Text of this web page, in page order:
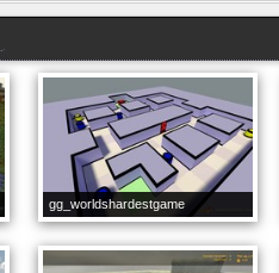
gg_worldshardestgame